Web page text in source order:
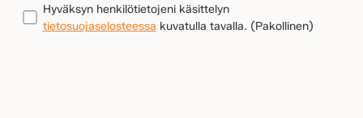
KAUPPIAASI
TIETOSUOJA(Pakollinen)
Hyväksyn henkilötietojeni käsittelyn
tietosuojaselosteessa kuvatulla tavalla. (Pakollinen)